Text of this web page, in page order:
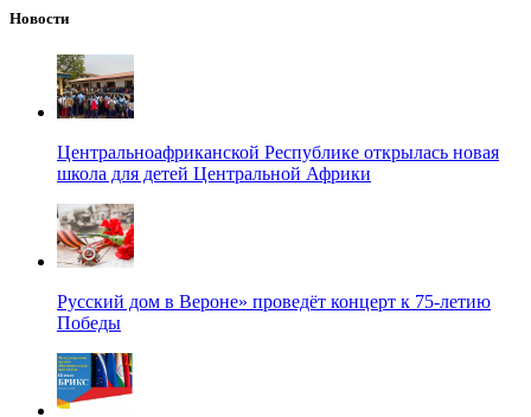
Новости
Центральноафриканской Республике открылась новая
школа для детей Центральной Африки
Русский дом в Вероне» проведёт концерт к 75-летию
Победы